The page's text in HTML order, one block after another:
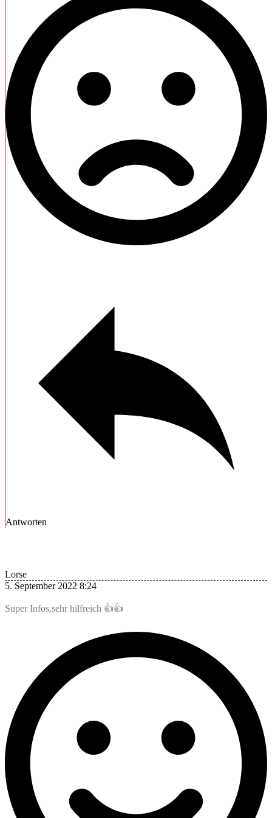
Antworten
Lorse
5. September 2022 8:24
Super Infos,sehr hilfreich 👍👍